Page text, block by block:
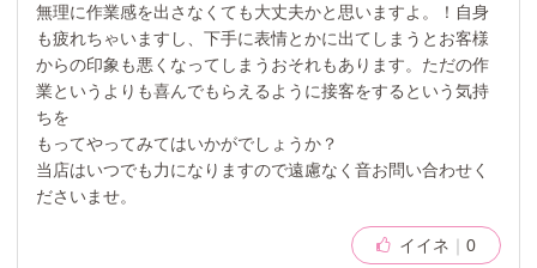
無理に作業感を出さなくても大丈夫かと思いますよ。！自身
も疲れちゃいますし、下手に表情とかに出てしまうとお客様
からの印象も悪くなってしまうおそれもあります。ただの作
業というよりも喜んでもらえるように接客をするという気持
ちを
もってやってみてはいかがでしょうか？
当店はいつでも力になりますので遠慮なく音お問い合わせく
ださいませ。
イイネ 0